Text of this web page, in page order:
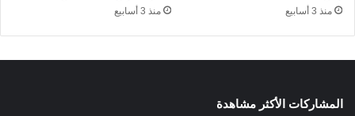
منذ 3 أسابيع منذ 3 أسابيع
المشاركات الأكثر مشاهدة